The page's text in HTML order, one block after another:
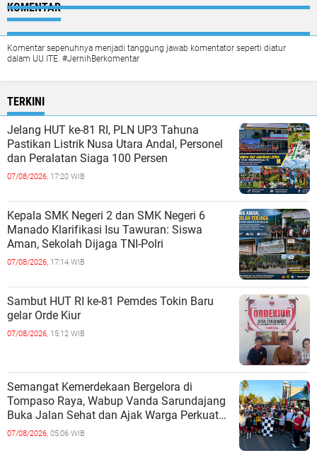
KOMENTAR
Komentar sepenuhnya menjadi tanggung jawab komentator seperti diatur
dalam UU ITE. #JernihBerkomentar
TERKINI
Jelang HUT ke-81 RI, PLN UP3 Tahuna
Pastikan Listrik Nusa Utara Andal, Personel
dan Peralatan Siaga 100 Persen
07/08/2026, 17:20 WIB
Kepala SMK Negeri 2 dan SMK Negeri 6
Manado Klarifikasi Isu Tawuran: Siswa
Aman, Sekolah Dijaga TNI-Polri
07/08/2026, 17:14 WIB
Sambut HUT RI ke-81 Pemdes Tokin Baru
gelar Orde Kiur
07/08/2026, 15:12 WIB
Semangat Kemerdekaan Bergelora di
Tompaso Raya, Wabup Vanda Sarundajang
Buka Jalan Sehat dan Ajak Warga Perkuat
Persatuan
07/08/2026, 05:06 WIB